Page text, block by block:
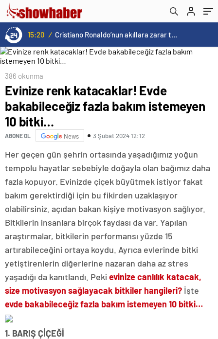
15:20 / Cristiano Ronaldo’nun akıllara zarar tüm kariyerinin istatistiğini çıkardık !
386 okunma
Evinize renk katacaklar! Evde
bakabileceğiz fazla bakım istemeyen
10 bitki…
ABONE OL News 3 Şubat 2024 12:12
Her geçen gün şehrin ortasında yaşadığımız yoğun
tempolu hayatlar sebebiyle doğayla olan bağımız daha
fazla kopuyor. Evinizde çiçek büyütmek istiyor fakat
bakım gerektirdiği için bu fikirden uzaklaşıyor
olabilirsiniz. açıdan bakan kişiye motivasyon sağlıyor.
Bitkilerin insanlara birçok faydası da var. Yapılan
araştırmalar, bitkilerin performansı yüzde 15
artırabileceğini ortaya koydu. Ayrıca evlerinde bitki
yetiştirenlerin diğerlerine nazaran daha az stres
yaşadığı da kanıtlandı. Peki evinize canlılık katacak,
size motivasyon sağlayacak bitkiler hangileri? İşte
evde bakabileceğiz fazla bakım istemeyen 10 bitki…
1. BARIŞ ÇİÇEĞİ